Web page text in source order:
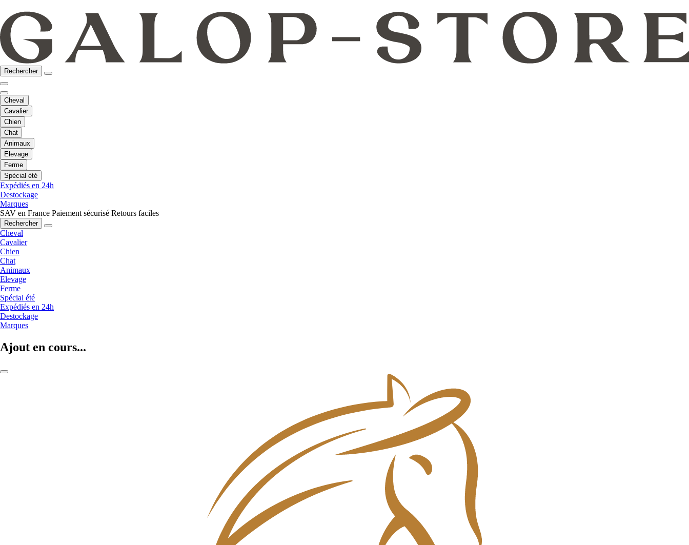
Rechercher
Cheval
Cavalier
Chien
Chat
Animaux
Elevage
Ferme
Spécial été
Expédiés en 24h
Destockage
Marques
SAV en France Paiement sécurisé Retours faciles
Rechercher
Cheval
Cavalier
Chien
Chat
Animaux
Elevage
Ferme
Spécial été
Expédiés en 24h
Destockage
Marques
Ajout en cours...